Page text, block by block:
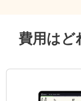
費用はど